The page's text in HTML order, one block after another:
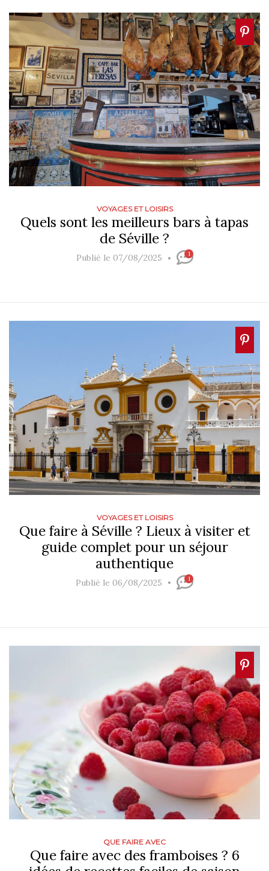
VOYAGES ET LOISIRS
Quels sont les meilleurs bars à tapas
de Séville ?
Publié le 07/08/2025 1
VOYAGES ET LOISIRS
Que faire à Séville ? Lieux à visiter et
guide complet pour un séjour
authentique
Publié le 06/08/2025 1
QUE FAIRE AVEC
Que faire avec des framboises ? 6